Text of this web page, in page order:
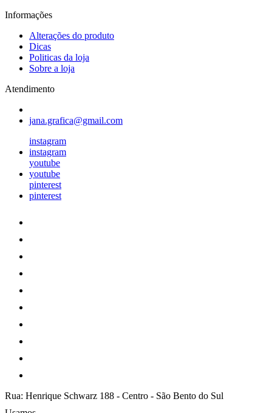
Informações
Alterações do produto
Dicas
Politicas da loja
Sobre a loja
Atendimento
jana.grafica@gmail.com
instagram
instagram
youtube
youtube
pinterest
pinterest
Rua: Henrique Schwarz 188 - Centro - São Bento do Sul